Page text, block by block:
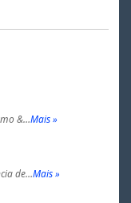
&…Mais »
de…Mais »